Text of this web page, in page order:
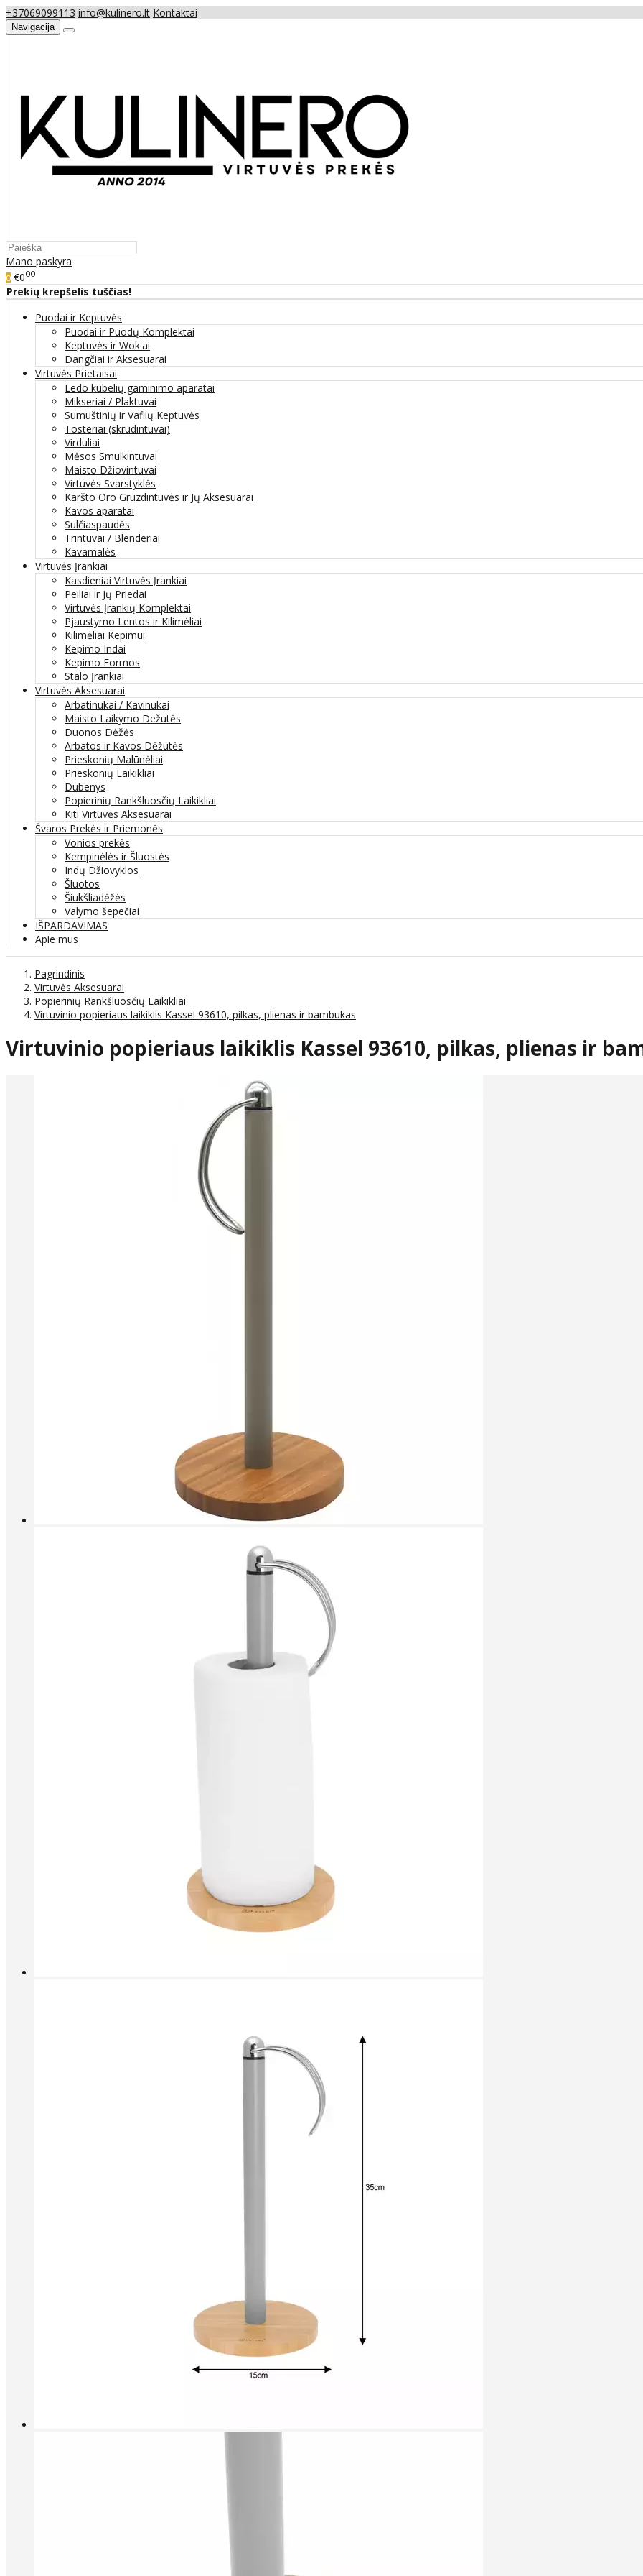
+37069099113 info@kulinero.lt Kontaktai
Navigacija
Mano paskyra
0 €000
Prekių krepšelis tuščias!
Puodai ir Keptuvės
Puodai ir Puodų Komplektai
Keptuvės ir Wok'ai
Dangčiai ir Aksesuarai
Virtuvės Prietaisai
Ledo kubelių gaminimo aparatai
Mikseriai / Plaktuvai
Sumuštinių ir Vaflių Keptuvės
Tosteriai (skrudintuvai)
Virduliai
Mėsos Smulkintuvai
Maisto Džiovintuvai
Virtuvės Svarstyklės
Karšto Oro Gruzdintuvės ir Jų Aksesuarai
Kavos aparatai
Sulčiaspaudės
Trintuvai / Blenderiai
Kavamalės
Virtuvės Įrankiai
Kasdieniai Virtuvės Įrankiai
Peiliai ir Jų Priedai
Virtuvės Įrankių Komplektai
Pjaustymo Lentos ir Kilimėliai
Kilimėliai Kepimui
Kepimo Indai
Kepimo Formos
Stalo Įrankiai
Virtuvės Aksesuarai
Arbatinukai / Kavinukai
Maisto Laikymo Dežutės
Duonos Dėžės
Arbatos ir Kavos Dėžutės
Prieskonių Malūnėliai
Prieskonių Laikikliai
Dubenys
Popierinių Rankšluosčių Laikikliai
Kiti Virtuvės Aksesuarai
Švaros Prekės ir Priemonės
Vonios prekės
Kempinėlės ir Šluostės
Indų Džiovyklos
Šluotos
Šiukšliadėžės
Valymo šepečiai
IŠPARDAVIMAS
Apie mus
Pagrindinis
Virtuvės Aksesuarai
Popierinių Rankšluosčių Laikikliai
Virtuvinio popieriaus laikiklis Kassel 93610, pilkas, plienas ir bambukas
Virtuvinio popieriaus laikiklis Kassel 93610, pilkas, plienas ir